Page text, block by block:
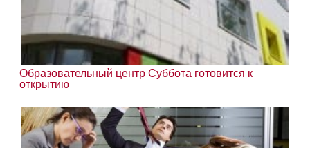
Образовательный центр Суббота готовится к
открытию